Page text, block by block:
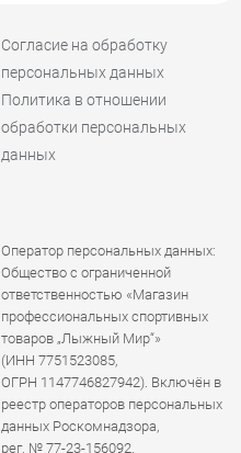
Согласие на обработку
персональных данных
Политика в отношении
обработки персональных
данных
Оператор персональных данных:
Общество с ограниченной
ответственностью «Магазин
профессиональных спортивных
товаров „Лыжный Мир“»
(ИНН 7751523085,
ОГРН 1147746827942). Включён в
реестр операторов персональных
данных Роскомнадзора,
рег. № 77-23-156092.